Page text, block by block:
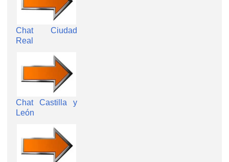
Chat Ciudad
Real
Chat Castilla y
León